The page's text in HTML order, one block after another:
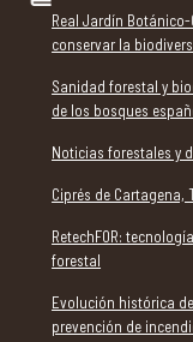
Real Jardín
conservar la
Sanidad forestal y
de los bosques
Noticias forestales y
Ciprés de Cartagena,
RetechFOR:
forestal
Evolución histórica
prevención de